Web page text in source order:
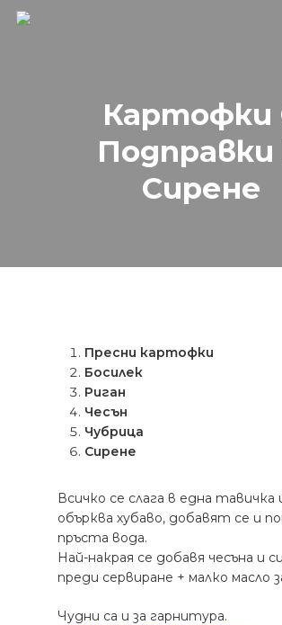
Натиснете Enter за търсене или
да затворите.
Картофки
Подправки
Сирене
Пресни картофки
Босилек
Риган
Чесън
Чубрица
Сирене
Всичко се слага в една тавичка
обърква хубаво, добавят се и
пръста вода.
Най-накрая се добавя чесъна и
преди сервиране + малко масло
Чудни са и за гарнитура.